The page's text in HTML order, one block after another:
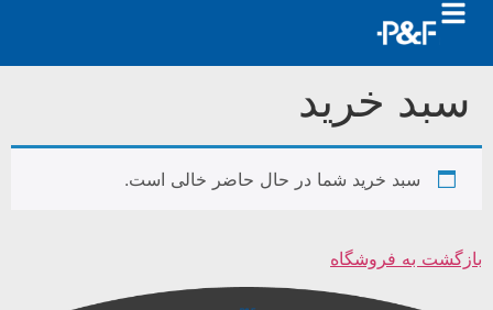
خرید
سبد خرید شما در حال حاضر خالی است.
به فروشگاه